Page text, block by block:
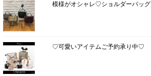
模様がオシャレ♡ショルダーバッグ
♡可愛いアイテムご予約承り中♡